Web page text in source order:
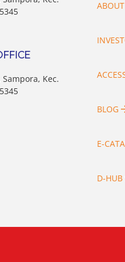
sektor […]
Kec.
BLOG
E-
D-HUB